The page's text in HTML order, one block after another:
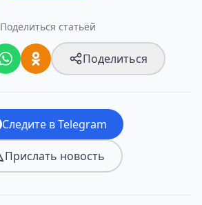
Поделиться статьёй
Поделиться
Следите в Telegram
Прислать новость